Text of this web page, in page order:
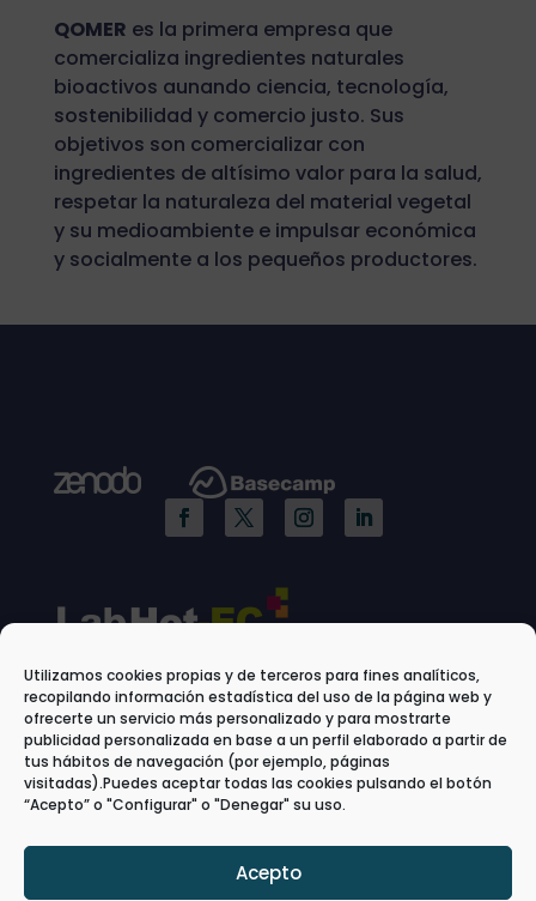
Utilizamos cookies propias y de terceros para fines analíticos,
recopilando información estadística del uso de la página web y
ofrecerte un servicio más personalizado y para mostrarte
publicidad personalizada en base a un perfil elaborado a partir de
tus hábitos de navegación (por ejemplo, páginas
visitadas).Puedes aceptar todas las cookies pulsando el botón
“Acepto” o "Configurar" o "Denegar" su uso.
Acepto
QOMER es la primera empresa que
comercializa ingredientes naturales
bioactivos aunando ciencia, tecnología,
sostenibilidad y comercio justo. Sus
objetivos son comercializar con
ingredientes de altísimo valor para la salud,
respetar la naturaleza del material vegetal
y su medioambiente e impulsar económica
y socialmente a los pequeños productores.